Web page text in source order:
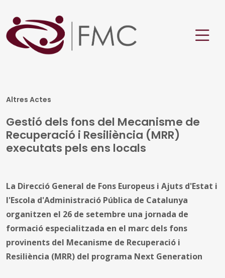
Altres Actes
Gestió dels fons del Mecanisme de
Recuperació i Resiliència (MRR)
executats pels ens locals
La Direcció General de Fons Europeus i Ajuts d'Estat i
l'Escola d'Administració Pública de Catalunya
organitzen el 26 de setembre una jornada de
formació especialitzada en el marc dels fons
provinents del Mecanisme de Recuperació i
Resiliència (MRR) del programa Next Generation